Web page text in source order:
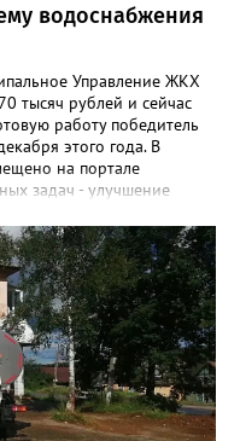
водоснабжения
Управление ЖКХ
тысяч рублей и сейчас
работу победитель
этого года. В
на портале
задач - улучшение
Кроме электронных
предложения по
и канализации,
перечень
развития этой
2025 года
торгах. Тогда цена
- 9 миллионов 13 тысяч
электронной